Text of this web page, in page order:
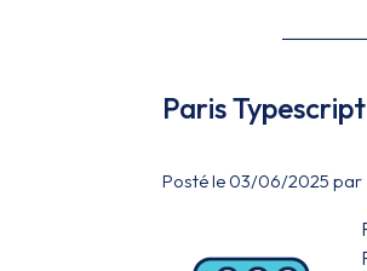
Paris
Posté le 03/06/2025 par